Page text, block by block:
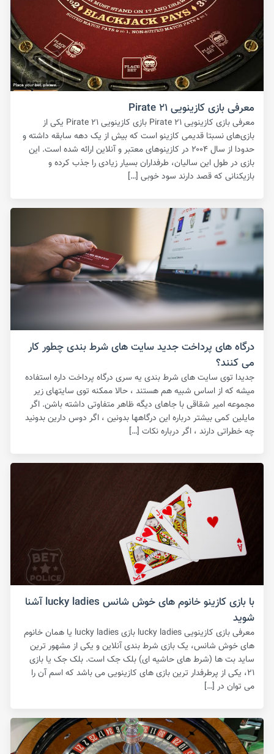
معرفی بازی کازینویی Pirate ۲۱
معرفی بازی کازینویی Pirate ۲۱ بازی کازینویی Pirate ۲۱ یکی از
بازی‌های نسبتا قدیمی کازینو است که بیش از یک دهه سابقه داشته و
حدودا از سال ۲۰۰۴ در کازینوهای معتبر و آنلاین ارائه شده است. این
بازی در طول این سالیان، طرفداران بسیار زیادی را جذب کرده و
بازیکنانی که قصد دارند سود خوبی […]
درگاه های پرداخت جدید سایت های شرط بندی چطور کار
می کنند؟
جدیدا توی سایت های شرط بندی یه سری درگاه پرداخت داره استفاده
میشه که از اساس شبیه هم هستند ، حالا ممکنه توی سایتهای زیر
مجموعه امیر شقاقی با جاهای دیگه ظاهر متفاوتی داشته باشن. اگر
مایلین کمی بیشتر درباره این درگاهها بدونین ، اگر دوس دارین بدونید
چه خطراتی دارند ، اگر درباره نکات […]
با بازی کازینو خانوم های خوش شانس lucky ladies آشنا
شوید
معرفی بازی کازینویی lucky ladies بازی lucky ladies یا همان خانوم
های خوش شانس، یک بازی شرط بندی آنلاین و یکی از مشهور ترین
ساید بت ها (شرط های حاشیه ای) بلک جک است‌. بلک جک یا بازی
۲۱، یکی از پرطرفدار ترین بازی های کازینویی می باشد که اسم آن را
می توان در […]